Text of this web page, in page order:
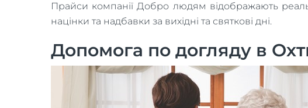
Прайси компанії Добро людям відображають
націнки та надбавки за вихідні та святкові дні.
Допомога по догляду в